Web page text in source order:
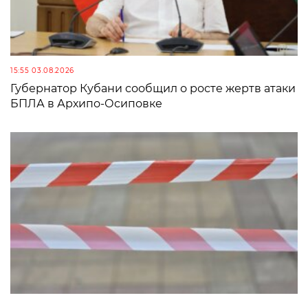
15:55 03.08.2026
Губернатор Кубани сообщил о росте жертв атаки
БПЛА в Архипо-Осиповке